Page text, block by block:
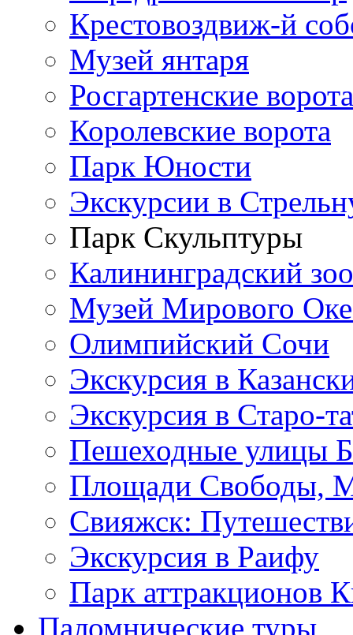
Крестовоздвиж-й
Музей янтаря
Росгартенские ворота
Королевские ворота
Парк Юности
Экскурсии в
Парк Скульптуры
Калининградский
Музей Мирового
Олимпийский Сочи
Экскурсия в
Экскурсия в Старо-
Пешеходные улицы
Площади Свободы,
Свияжск:
Экскурсия в Раифу
Парк аттракционов
Паломнические туры